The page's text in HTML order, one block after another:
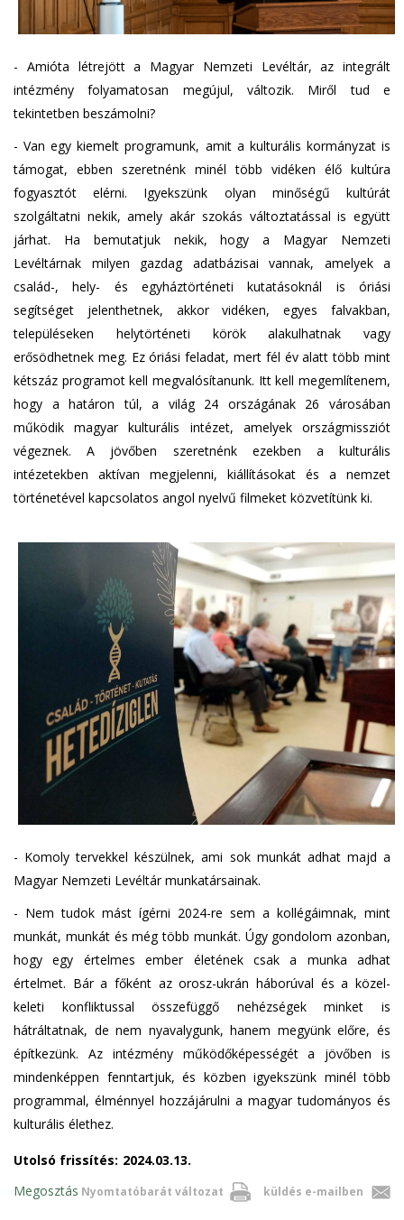
- Amióta létrejött a Magyar Nemzeti Levéltár, az integrált
intézmény folyamatosan megújul, változik. Miről tud e
tekintetben beszámolni?
- Van egy kiemelt programunk, amit a kulturális kormányzat is
támogat, ebben szeretnénk minél több vidéken élő kultúra
fogyasztót elérni. Igyekszünk olyan minőségű kultúrát
szolgáltatni nekik, amely akár szokás változtatással is együtt
járhat. Ha bemutatjuk nekik, hogy a Magyar Nemzeti
Levéltárnak milyen gazdag adatbázisai vannak, amelyek a
család-, hely- és egyháztörténeti kutatásoknál is óriási
segítséget jelenthetnek, akkor vidéken, egyes falvakban,
településeken helytörténeti körök alakulhatnak vagy
erősödhetnek meg. Ez óriási feladat, mert fél év alatt több mint
kétszáz programot kell megvalósítanunk. Itt kell megemlítenem,
hogy a határon túl, a világ 24 országának 26 városában
működik magyar kulturális intézet, amelyek országmissziót
végeznek. A jövőben szeretnénk ezekben a kulturális
intézetekben aktívan megjelenni, kiállításokat és a nemzet
történetével kapcsolatos angol nyelvű filmeket közvetítünk ki.
- Komoly tervekkel készülnek, ami sok munkát adhat majd a
Magyar Nemzeti Levéltár munkatársainak.
- Nem tudok mást ígérni 2024-re sem a kollégáimnak, mint
munkát, munkát és még több munkát. Úgy gondolom azonban,
hogy egy értelmes ember életének csak a munka adhat
értelmet. Bár a főként az orosz-ukrán háborúval és a közel-
keleti konfliktussal összefüggő nehézségek minket is
hátráltatnak, de nem nyavalygunk, hanem megyünk előre, és
építkezünk. Az intézmény működőképességét a jövőben is
mindenképpen fenntartjuk, és közben igyekszünk minél több
programmal, élménnyel hozzájárulni a magyar tudományos és
kulturális élethez.
Utolsó frissítés: 2024.03.13.
Nyomtatóbarát változat küldés e-mailben
Megosztás